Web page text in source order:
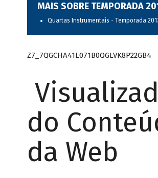
MAIS SOBRE TEMPORADA
Quartas Instrumentais - Temporada
Z7_7QGCHA41L071B0QGLVK8P22GB4
do
da Web